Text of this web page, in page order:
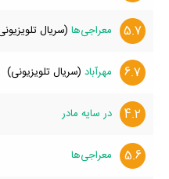
5.7 معراجی‌ها (سریال
6.7 مهرآباد (سریال تلویزیونی)
4.2 در سایه مادر
5.6 معراجی‌ها